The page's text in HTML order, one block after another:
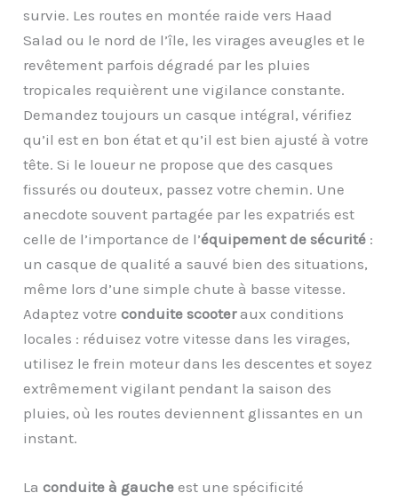
survie. Les routes en montée raide vers Haad
Salad ou le nord de l’île, les virages aveugles et le
revêtement parfois dégradé par les pluies
tropicales requièrent une vigilance constante.
Demandez toujours un casque intégral, vérifiez
qu’il est en bon état et qu’il est bien ajusté à votre
tête. Si le loueur ne propose que des casques
fissurés ou douteux, passez votre chemin. Une
anecdote souvent partagée par les expatriés est
celle de l’importance de l’équipement de sécurité :
un casque de qualité a sauvé bien des situations,
même lors d’une simple chute à basse vitesse.
Adaptez votreconduite scooteraux conditions
locales : réduisez votre vitesse dans les virages,
utilisez le frein moteur dans les descentes et soyez
extrêmement vigilant pendant la saison des
pluies, où les routes deviennent glissantes en un
instant.
Laconduite à gauche est une spécificité